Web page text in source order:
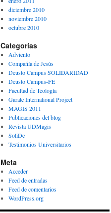
diciembre 2010
noviembre 2010
octubre 2010
Categorías
Adviento
Compañía de Jesús
Deusto Campus SOLIDARIDAD
Deusto Campus-FE
Facultad de Teología
Garate International Project
MAGIS 2011
Publicaciones del blog
Revista UDMagis
SoliDe
Testimonios Universitarios
Meta
Acceder
Feed de entradas
Feed de comentarios
WordPress.org